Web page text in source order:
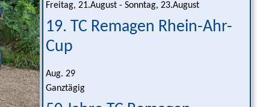
Freitag, 21.August -Sonntag, 23.August
19. TC Remagen Rhein-Ahr-
Cup
Aug.29
Ganztägig